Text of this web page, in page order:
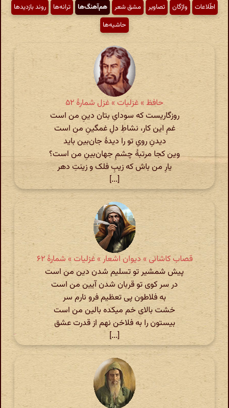
اطّلاعات واژگان تصاویر مشق شعر هم‌آهنگ‌ها ترانه‌ها
روند بازدیدها
حاشیه‌ها
حافظ » غزلیات » غزل شمارهٔ ۵۲
روزگاریست که سودایِ بتان دینِ من است
غمِ این کار‌، نشاطِ دلِ غمگینِ من است
دیدنِ رویِ تو را دیدهٔ جان‌بین باید
وین کجا مرتبهٔ چشمِ جهان‌بینِ من است؟
یارِ من باش که زیبِ فلک و زینتِ دهر
[...]
قصاب کاشانی » دیوان اشعار » غزلیات » شمارهٔ ۶۲
پیش شمشیر تو تسلیم شدن دین من است
در سر کوی تو قربان شدن آیین من است
به فلاطون پی تعظیم فرو نارم سر
خشت بالای خم میکده بالین من است
بیستون را به فلاخن نهم از قدرت عشق
[...]